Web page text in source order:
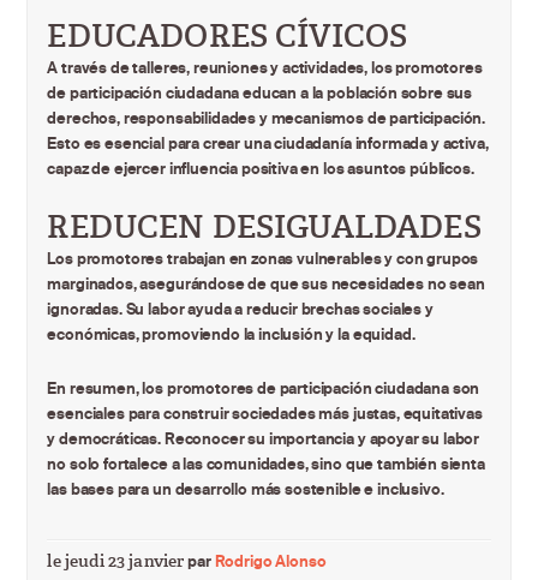
EDUCADORES CÍVICOS
A través de talleres, reuniones y actividades, los promotores
de participación ciudadana educan a la población sobre sus
derechos, responsabilidades y mecanismos de participación.
Esto es esencial para crear una ciudadanía informada y activa,
capaz de ejercer influencia positiva en los asuntos públicos.
REDUCEN DESIGUALDADES
Los promotores trabajan en zonas vulnerables y con grupos
marginados, asegurándose de que sus necesidades no sean
ignoradas. Su labor ayuda a reducir brechas sociales y
económicas, promoviendo la inclusión y la equidad.
En resumen, los promotores de participación ciudadana son
esenciales para construir sociedades más justas, equitativas
y democráticas. Reconocer su importancia y apoyar su labor
no solo fortalece a las comunidades, sino que también sienta
las bases para un desarrollo más sostenible e inclusivo.
le jeudi 23 janvierparRodrigo Alonso